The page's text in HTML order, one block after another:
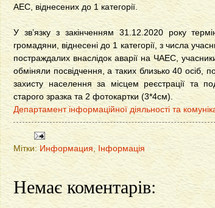
АЕС, віднесених до 1 категорії.
У зв’язку з закінченням 31.12.2020 року
громадяни, віднесені до 1 категорії, з числа
постраждалих внаслідок аварії на ЧАЕС,
обміняли посвідчення, а таких близько 40 осіб,
захисту населення за місцем реєстрації та
старого зразка та 2 фотокартки (3*4см).
Департамент інформаційної діяльності та
Мітки: Информация, Інформація
Немає коментарів: